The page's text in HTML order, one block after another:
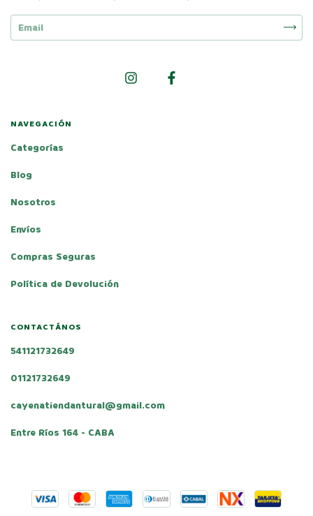
NAVEGACIÓN
Categorías
Blog
Nosotros
Envíos
Compras Seguras
Política de Devolución
CONTACTÁNOS
541121732649
01121732649
cayenatiendantural@gmail.com
Entre Ríos 164 - CABA